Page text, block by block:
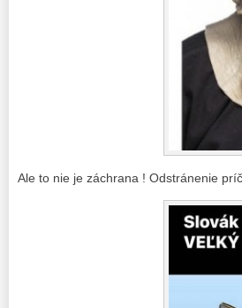
Ale to nie je záchrana ! Odstránenie